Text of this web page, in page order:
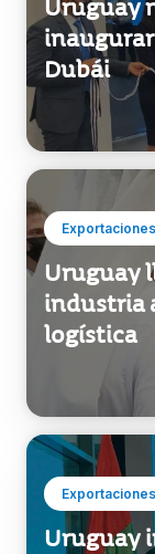
Uruguay
inaugurar
Dubái
Exportaciones
Uruguay
industria
logística
Exportaciones
Uruguay